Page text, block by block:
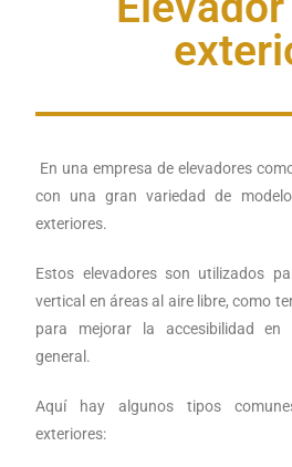
En una empresa de elevadores
con una gran variedad de
exteriores.
Estos elevadores son utilizados
vertical en áreas al aire libre, como
para mejorar la accesibilidad en
general.
Aquí hay algunos tipos
exteriores: